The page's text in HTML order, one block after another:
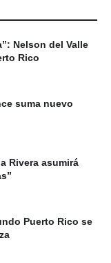
Nelson del Valle
Rico
suma nuevo
Rivera asumirá
Puerto Rico se